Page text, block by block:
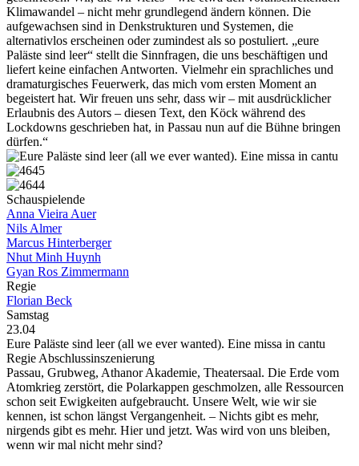
Klimawandel – nicht mehr grundlegend ändern können. Die
aufgewachsen sind in Denkstrukturen und Systemen, die
alternativlos erscheinen oder zumindest als so postuliert. „eure
Paläste sind leer“ stellt die Sinnfragen, die uns beschäftigen und
liefert keine einfachen Antworten. Vielmehr ein sprachliches und
dramaturgisches Feuerwerk, das mich vom ersten Moment an
begeistert hat. Wir freuen uns sehr, dass wir – mit ausdrücklicher
Erlaubnis des Autors – diesen Text, den Köck während des
Lockdowns geschrieben hat, in Passau nun auf die Bühne bringen
dürfen.“
Schauspielende
Anna Vieira Auer
Nils Almer
Marcus Hinterberger
Nhut Minh Huynh
Gyan Ros Zimmermann
Regie
Florian Beck
Samstag
23.04
Eure Paläste sind leer (all we ever wanted). Eine missa in cantu
Regie Abschlussinszenierung
Passau, Grubweg, Athanor Akademie, Theatersaal. Die Erde vom
Atomkrieg zerstört, die Polarkappen geschmolzen, alle Ressourcen
schon seit Ewigkeiten aufgebraucht. Unsere Welt, wie wir sie
kennen, ist schon längst Vergangenheit. – Nichts gibt es mehr,
nirgends gibt es mehr. Hier und jetzt. Was wird von uns bleiben,
wenn wir mal nicht mehr sind?